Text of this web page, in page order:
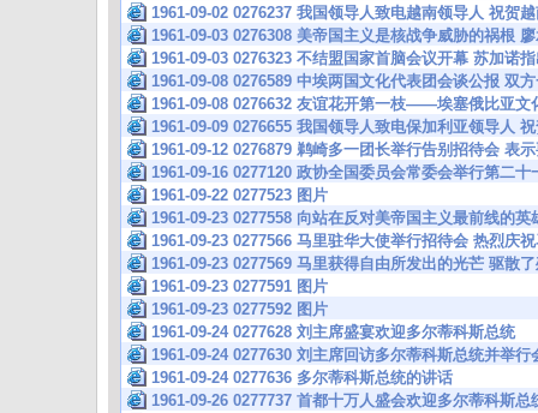
1961-09-02 0276237 我国领导人致电越南领导人 祝贺
1961-09-03 0276308 美帝国主义是核战争威胁的祸根
1961-09-03 0276323 不结盟国家首脑会议开幕 苏加诺
1961-09-08 0276589 中埃两国文化代表团会谈公报 双
1961-09-08 0276632 友谊花开第一枝——埃塞俄比亚文
1961-09-09 0276655 我国领导人致电保加利亚领导人
1961-09-12 0276879 鹈崎多一团长举行告别招待会 表
1961-09-16 0277120 政协全国委员会常委会举行第二
1961-09-22 0277523 图片
1961-09-23 0277558 向站在反对美帝国主义最前线的
1961-09-23 0277566 马里驻华大使举行招待会 热烈庆
1961-09-23 0277569 马里获得自由所发出的光芒 驱散
1961-09-23 0277591 图片
1961-09-23 0277592 图片
1961-09-24 0277628 刘主席盛宴欢迎多尔蒂科斯总统
1961-09-24 0277630 刘主席回访多尔蒂科斯总统并举行
1961-09-24 0277636 多尔蒂科斯总统的讲话
1961-09-26 0277737 首都十万人盛会欢迎多尔蒂科斯总